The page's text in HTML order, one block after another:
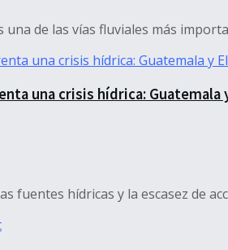
una de las vías fluviales más
una crisis hídrica:
fuentes hídricas y la escasez de